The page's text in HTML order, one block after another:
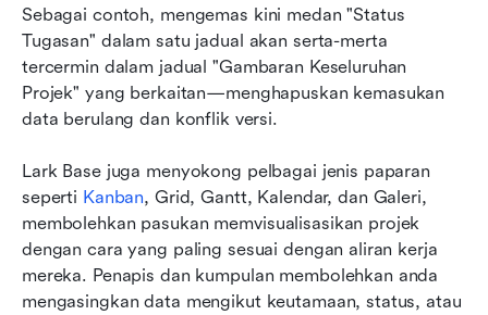
Sebagai contoh, mengemas kini medan "Status
Tugasan" dalam satu jadual akan serta-merta
tercermin dalam jadual "Gambaran Keseluruhan
Projek" yang berkaitan—menghapuskan kemasukan
data berulang dan konflik versi.
Lark Base juga menyokong pelbagai jenis paparan
seperti Kanban, Grid, Gantt, Kalendar, dan Galeri,
membolehkan pasukan memvisualisasikan projek
dengan cara yang paling sesuai dengan aliran kerja
mereka. Penapis dan kumpulan membolehkan anda
mengasingkan data mengikut keutamaan, status, atau